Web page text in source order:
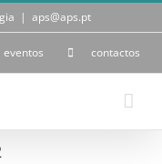
| aps@aps.pt
eventos contactos